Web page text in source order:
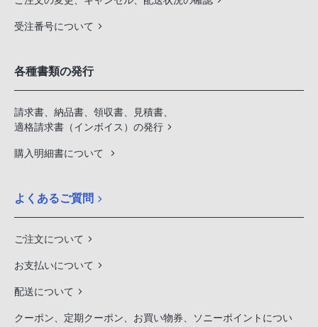
受注番号について
各種書類の発行
請求書、納品書、領収書、見積書、
適格請求書（インボイス）の発行
購入明細書について
よくあるご質問
ご注文について
お支払いについて
配送について
クーポン、定期クーポン、お買い物券、ソニーポイントについ